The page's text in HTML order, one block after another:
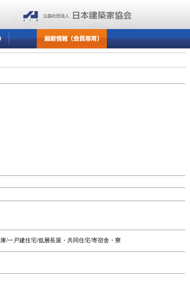
/一戸建住宅/低層長屋・共同住宅/寄宿舎・寮